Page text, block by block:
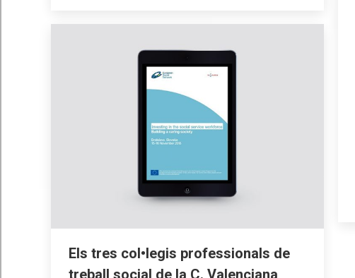
Els tres col•legis professionals de
treball social de la C. Valenciana